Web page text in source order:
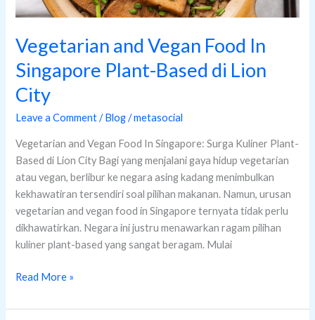
Vegetarian and Vegan Food In
Singapore Plant-Based di Lion
City
Leave a Comment /Blog/metasocial
Vegetarian and Vegan Food In Singapore: Surga Kuliner Plant-
Based di Lion City Bagi yang menjalani gaya hidup vegetarian
atau vegan, berlibur ke negara asing kadang menimbulkan
kekhawatiran tersendiri soal pilihan makanan. Namun, urusan
vegetarian and vegan food in Singapore ternyata tidak perlu
dikhawatirkan. Negara ini justru menawarkan ragam pilihan
kuliner plant-based yang sangat beragam. Mulai
Lion
Read More »